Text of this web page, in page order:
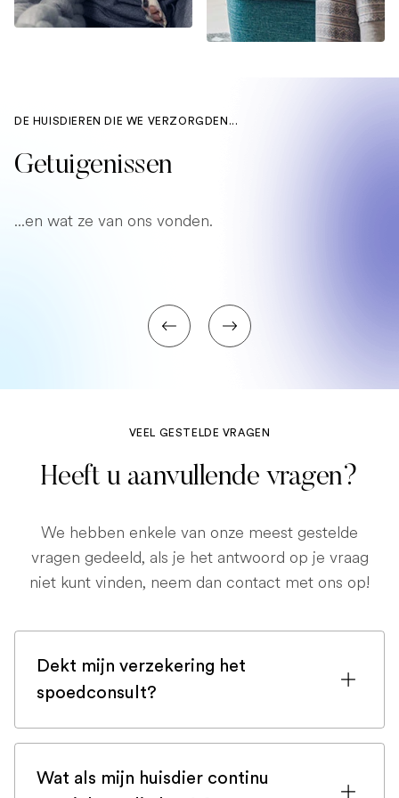
DE HUISDIEREN DIE WE VERZORGDEN...
Getuigenissen
...en wat ze van ons vonden.
VEEL GESTELDE VRAGEN
Heeft u aanvullende vragen?
We hebben enkele van onze meest gestelde
vragen gedeeld, als je het antwoord op je vraag
niet kunt vinden, neem dan contact met ons op!
Dekt mijn verzekering het
spoedconsult?
Als u bent ingeschreven bij een
dat een spoedconsult wordt gedekt.
Wat als mijn huisdier continu